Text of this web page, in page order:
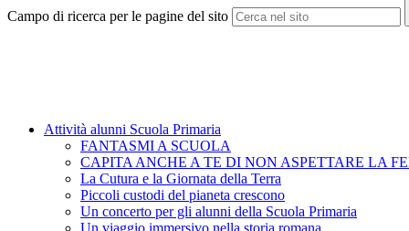
Campo di ricerca per le pagine del sito
Attività alunni Scuola Primaria
FANTASMI A SCUOLA
CAPITA ANCHE A TE DI NON ASPETTARE LA
La Cutura e la Giornata della Terra
Piccoli custodi del pianeta crescono
Un concerto per gli alunni della Scuola Primaria